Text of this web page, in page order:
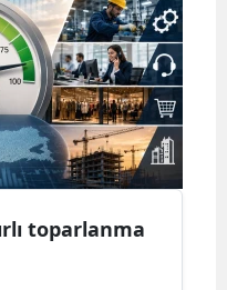
toparlanma